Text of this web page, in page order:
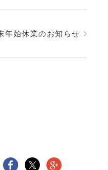
年始休業のお知らせ